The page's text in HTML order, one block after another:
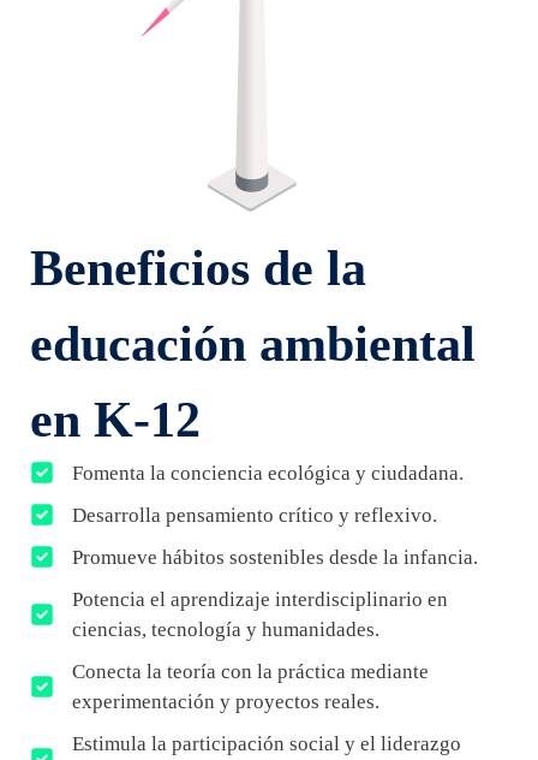
Beneficios de la
educación ambiental
en K-12
Fomenta la conciencia ecológica y ciudadana.
Desarrolla pensamiento crítico y reflexivo.
Promueve hábitos sostenibles desde la infancia.
Potencia el aprendizaje interdisciplinario en
ciencias, tecnología y humanidades.
Conecta la teoría con la práctica mediante
experimentación y proyectos reales.
Estimula la participación social y el liderazgo